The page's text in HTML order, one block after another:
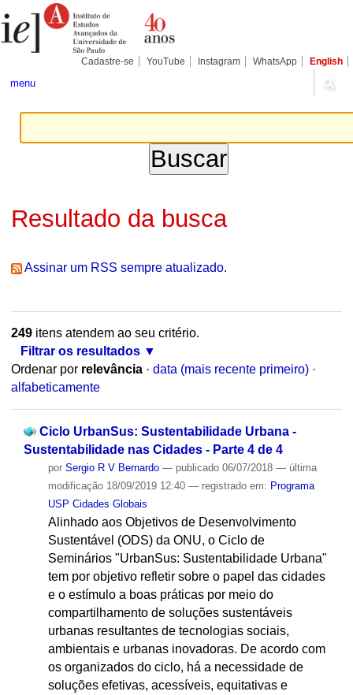
para
conteúdo.
Pessoais
Cadastre-se YouTube Instagram WhatsApp English
menu
Resultado da busca
Assinar um RSS sempre atualizado.
249itens atendem ao seu critério.
Filtrar os resultados
Ordenar por relevância · data (mais recente primeiro) ·
alfabeticamente
Ciclo UrbanSus: Sustentabilidade Urbana -
Sustentabilidade nas Cidades - Parte 4 de 4
por Sergio R V Bernardo — publicado06/07/2018 — última
modificação18/09/2019 12:40 — registrado em: Programa
USP Cidades Globais
Alinhado aos Objetivos de Desenvolvimento
Sustentável (ODS) da ONU, o Ciclo de
Seminários "UrbanSus: Sustentabilidade Urbana"
tem por objetivo refletir sobre o papel das cidades
e o estímulo a boas práticas por meio do
compartilhamento de soluções sustentáveis
urbanas resultantes de tecnologias sociais,
ambientais e urbanas inovadoras. De acordo com
os organizados do ciclo, há a necessidade de
soluções efetivas, acessíveis, equitativas e